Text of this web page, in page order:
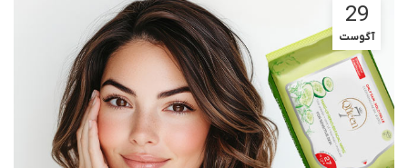
29
آگوست